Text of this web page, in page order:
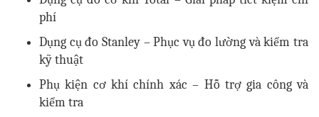
phí
Dụng cụ đo Stanley – Phục vụ đo lường và kiểm tra
kỹ thuật
Phụ kiện cơ khí chính xác – Hỗ trợ gia công và
kiểm tra